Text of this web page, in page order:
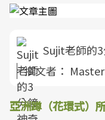
Sujit老師的
撰文者：
亞洲蹲（花環式）